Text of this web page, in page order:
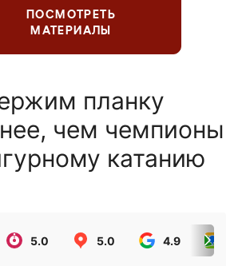
ПОСМОТРЕТЬ
МАТЕРИАЛЫ
планку
чем чемпионы
катанию
5.0 5.0 4.9